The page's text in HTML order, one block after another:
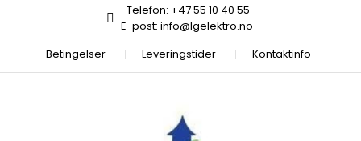
Telefon: +47 55 10 40 55
E-post: info@lgelektro.no
Betingelser
Leveringstider Kontaktinfo